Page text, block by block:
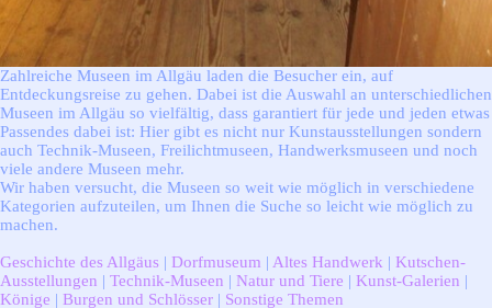
Zahlreiche Museen im Allgäu laden die Besucher ein, auf
Entdeckungsreise zu gehen. Dabei ist die Auswahl an unterschiedlichen
Museen im Allgäu so vielfältig, dass garantiert für jede und jeden etwas
Passendes dabei ist: Hier gibt es nicht nur Kunstausstellungen sondern
auch Technik-Museen, Freilichtmuseen, Handwerksmuseen und noch
viele andere Museen mehr.
Wir haben versucht, die Museen so weit wie möglich in verschiedene
Kategorien aufzuteilen, um Ihnen die Suche so leicht wie möglich zu
machen.
Geschichte des Allgäus | Dorfmuseum | Altes Handwerk | Kutschen-
Ausstellungen | Technik-Museen | Natur und Tiere | Kunst-Galerien |
Könige | Burgen und Schlösser | Sonstige Themen